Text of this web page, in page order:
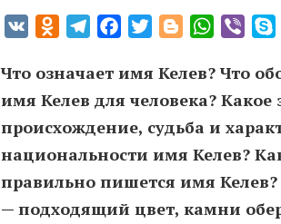
VK Odnoklassniki
TelegramFacebookTwitterBloggerWhatsApp
Viber
Что означает имя Келев? Что
имя Келев для человека?
происхождение, судьба и
национальности имя Келев?
правильно пишется имя
— подходящий цвет, камни